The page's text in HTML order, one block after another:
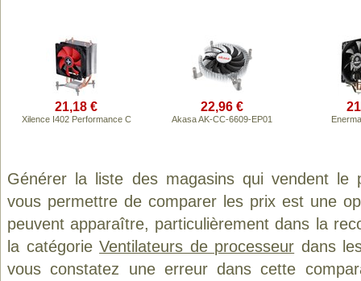
21,18 €
Xilence I402 Performance C
22,96 €
Akasa AK-CC-6609-EP01
Générer la liste des magasins qui vendent le
vous permettre de comparer les prix est une
peuvent apparaître, particulièrement dans la
la catégorieVentilateurs de processeur dans
vous constatez une erreur dans cette